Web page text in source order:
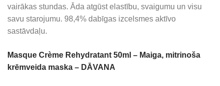
vairākas stundas. Āda atgūst elastību, svaigumu un visu
savu starojumu. 98,4% dabīgas izcelsmes aktīvo
sastāvdaļu.
Masque Crème Rehydratant 50ml – Maiga, mitrinoša
krēmveida maska – DĀVANA